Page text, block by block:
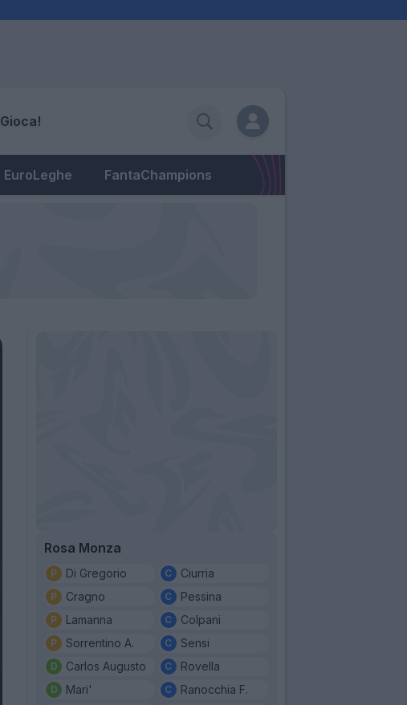
Gioca!
EuroLeghe FantaChampions
Rosa Monza
Di Gregorio
Cragno
Lamanna
Sorrentino A.
Carlos Augusto
Mari'
Ciurria
Pessina
Colpani
Sensi
Rovella
Ranocchia F.